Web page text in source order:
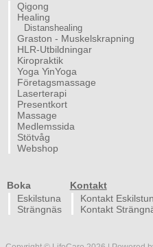
Qigong
Healing
Distanshealing
Graston - Muskelskrapning
HLR-Utbildningar
Kiropraktik
Yoga YinYoga
Företagsmassage
Laserterapi
Presentkort
Massage
Medlemssida
Stötvåg
Webshop
Boka
Eskilstuna
Strängnäs
Kontakt
Kontakt
Kontakt